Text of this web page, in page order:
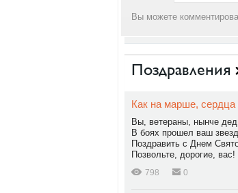
Вы можете
Поздравления
Как на марше, сердца
Вы, ветераны, нынче
В боях прошел ваш
Поздравить с Днем
Позвольте, дорогие, вас!
798 0